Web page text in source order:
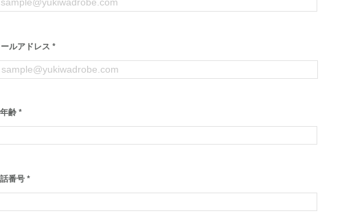
ルアドレス
齢
番号